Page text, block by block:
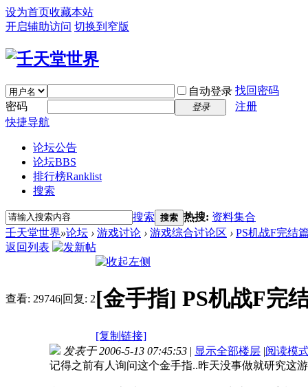
设为首页收藏本站
开启辅助访问 切换到窄版
自动登录 找回密码
密码
登录
注册
快捷导航
论坛公告
论坛BBS
排行榜Ranklist
搜索
搜索 搜索 热搜: 资料集合
壬天堂世界»论坛 › 游戏讨论 › 游戏综合讨论区 › PS机战F完结
返回列表
查看: 29746|回复: 2[金手指] PS机战F完
[复制链接]
发表于 2006-5-13 07:45:53 | 显示全部楼层 |阅读模
记得之前有人询问这个金手指..昨天没事做就研究这